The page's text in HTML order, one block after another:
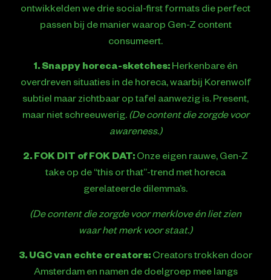
ontwikkelden we drie social-first formats die perfect
passen bij de manier waarop Gen-Z content
consumeert.
1. Snappy horeca-sketches: Herkenbare én
overdreven situaties in de horeca, waarbij Korenwolf
subtiel maar zichtbaar op tafel aanwezig is. Present,
maar niet schreeuwerig.(De content die zorgde voor
awareness.)
2. FOK DIT of FOK DAT: Onze eigen rauwe, Gen-Z
take op de “this or that”-trend met horeca
gerelateerde dilemma’s.
(De content die zorgde voor merklove én liet zien
waar het merk voor staat.)
3. UGC van echte creators: Creators trokken door
Amsterdam en namen de doelgroep mee langs